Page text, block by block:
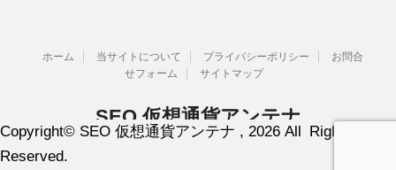
ホーム 当サイトについて プライバシーポリシー
お問合
せフォーム
サイトマップ
SEO 仮想通貨アンテナ
Copyright© SEO 仮想通貨アンテナ , 2026 All Rights
Reserved.